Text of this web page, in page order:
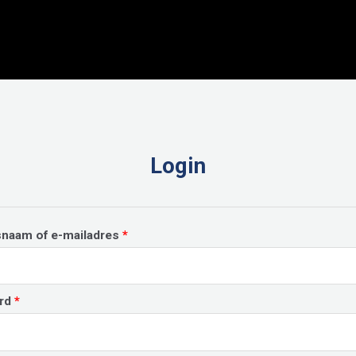
Login
of e-mailadres *Vereist
*Vereist